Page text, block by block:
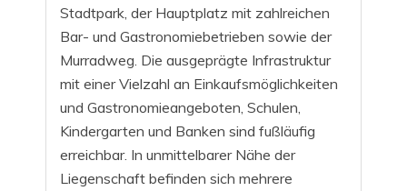
Stadtpark, der Hauptplatz mit zahlreichen
Bar- und Gastronomiebetrieben sowie der
Murradweg. Die ausgeprägte Infrastruktur
mit einer Vielzahl an Einkaufsmöglichkeiten
und Gastronomieangeboten, Schulen,
Kindergarten und Banken sind fußläufig
erreichbar. In unmittelbarer Nähe der
Liegenschaft befinden sich mehrere